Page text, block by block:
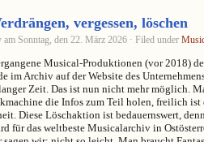
vergessen, löschen
Sonntag, den 22. März 2026 · Filed under
Musical-Produktionen (vor 2018)
im Archiv auf der Website des
Zeit. Das ist nun nicht mehr möglich.
die Infos zum Teil holen, freilich ist
Diese Löschaktion ist bedauernswert,
für das weltbeste Musicalarchiv in